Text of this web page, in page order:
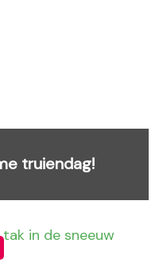
truiendag!